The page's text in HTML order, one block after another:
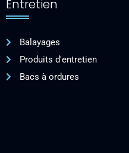
Entretien
Balayages
Produits d'entretien
Bacs à ordures